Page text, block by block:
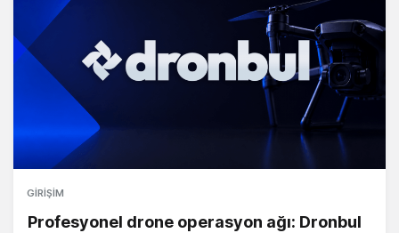
GIRIŞIM
Profesyonel drone operasyon ağı: Dronbul